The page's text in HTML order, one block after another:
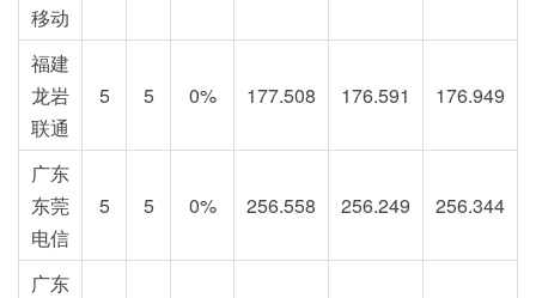
移动
福建
龙岩
联通
5 5 0% 177.508 176.591 176.949
广东
东莞
电信
5 5 0% 256.558 256.249 256.344
广东